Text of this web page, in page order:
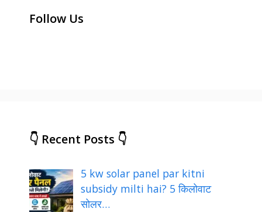
Follow Us
👇 Recent Posts 👇
5 kw solar panel par kitni
subsidy milti hai? 5 किलोवाट
सोलर…